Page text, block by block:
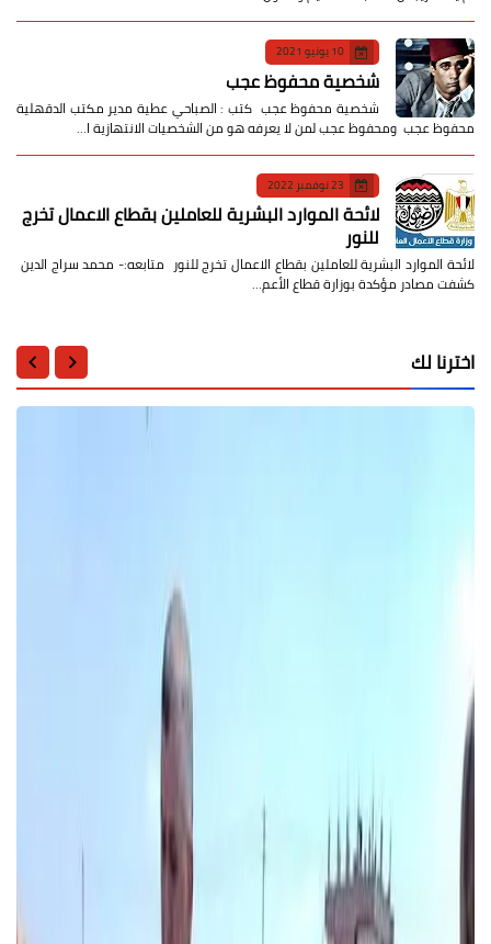
10 يونيو 2021
شخصية محفوظ عجب
شخصية محفوظ عجب كتب : الصباحي عطية مدير مكتب الدقهلية
محفوظ عجب ومحفوظ عجب لمن لا يعرفه هو من الشخصيات الانتهازية ا…
23 نوفمبر 2022
لائحة الموارد البشرية للعاملين بقطاع الاعمال تخرج
للنور
لائحة الموارد البشرية للعاملين بقطاع الاعمال تخرج للنور متابعه:- محمد سراج الدين
كشفت مصادر مؤكدة بوزارة قطاع الأعم…
اخترنا لك